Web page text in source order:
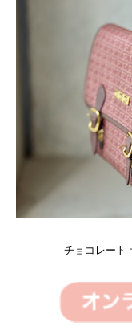
チョコレート